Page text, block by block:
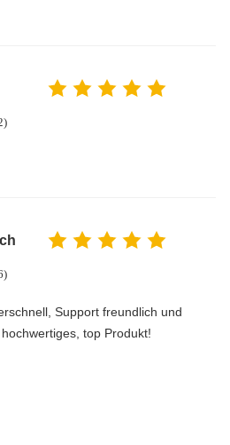
Support freundlich und
top Produkt!